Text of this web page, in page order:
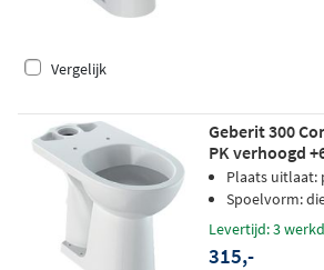
Vergelijk
Geberit 300
PK verhoogd
Plaats uitlaat:
Spoelvorm:
Levertijd: 3
315,-